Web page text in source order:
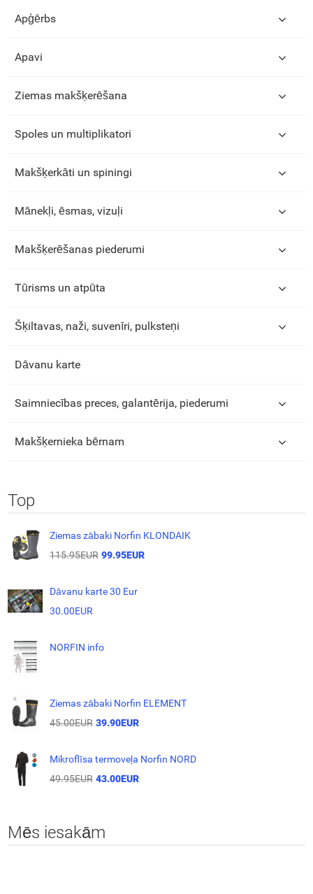
Apģērbs
Apavi
Ziemas makšķerēšana
Spoles un multiplikatori
Makšķerkāti un spiningi
Mānekļi, ēsmas, vizuļi
Makšķerēšanas piederumi
Tūrisms un atpūta
Šķiltavas, naži, suvenīri, pulksteņi
Dāvanu karte
Saimniecības preces, galantērija, piederumi
Makšķernieka bērnam
Top
Ziemas zābaki Norfin KLONDAIK
115.95EUR 99.95EUR
Dāvanu karte 30 Eur
30.00EUR
NORFIN info
Ziemas zābaki Norfin ELEMENT
45.00EUR 39.90EUR
Mikroflīsa termoveļa Norfin NORD
49.95EUR 43.00EUR
Mēs iesakām